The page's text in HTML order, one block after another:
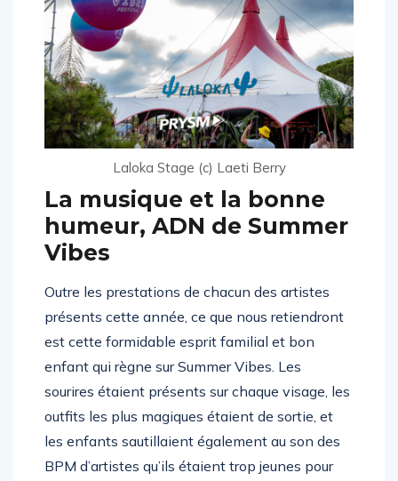
Laloka Stage (c) Laeti Berry
La musique et la bonne
humeur, ADN de Summer
Vibes
Outre les prestations de chacun des artistes
présents cette année, ce que nous retiendront
est cette formidable esprit familial et bon
enfant qui règne sur Summer Vibes. Les
sourires étaient présents sur chaque visage, les
outfits les plus magiques étaient de sortie, et
les enfants sautillaient également au son des
BPM d’artistes qu’ils étaient trop jeunes pour